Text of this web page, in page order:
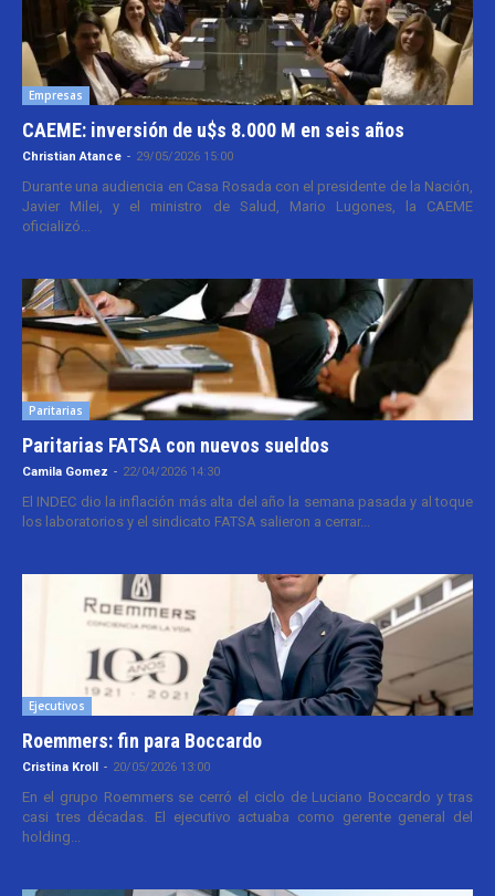
Empresas
CAEME: inversión de u$s 8.000 M en seis años
Christian Atance - 29/05/2026 15:00
Durante una audiencia en Casa Rosada con el presidente de la Nación,
Javier Milei, y el ministro de Salud, Mario Lugones, la CAEME
oficializó...
Paritarias
Paritarias FATSA con nuevos sueldos
Camila Gomez - 22/04/2026 14:30
El INDEC dio la inflación más alta del año la semana pasada y al toque
los laboratorios y el sindicato FATSA salieron a cerrar...
Ejecutivos
Roemmers: fin para Boccardo
Cristina Kroll - 20/05/2026 13:00
En el grupo Roemmers se cerró el ciclo de Luciano Boccardo y tras
casi tres décadas. El ejecutivo actuaba como gerente general del
holding...